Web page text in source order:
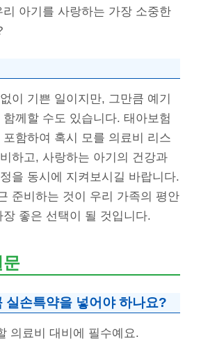
아기를 사랑하는 가장 소중한
이 기쁜 일이지만, 그만큼 예기
께할 수도 있습니다. 태아보험
포함하여 혹시 모를 의료비 리스
하고, 사랑하는 아기의 건강과
을 동시에 지켜보시길 바랍니다.
준비하는 것이 우리 가족의 평안
좋은 선택이 될 것입니다.
문
실손특약을 넣어야 하나요?
의료비 대비에 필수예요.